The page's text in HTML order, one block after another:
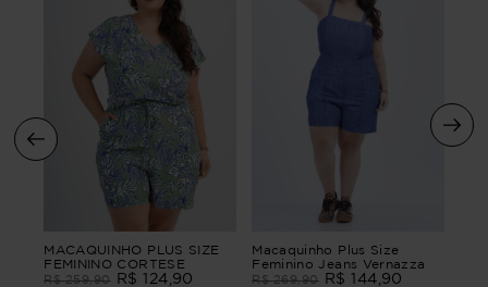
MACAQUINHO PLUS SIZE
FEMININO CORTESE
R$ 259,90 R$ 124 90
Macaquinho Plus Size
Feminino Jeans Vernazza
R$ 269,90 R$ 144 90